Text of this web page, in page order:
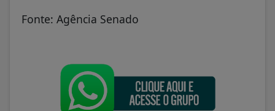
Fonte: Agência Senado